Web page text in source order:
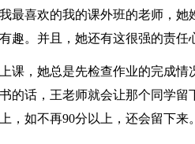
最喜欢的我的课外班的老师，
趣。并且，她还有这很强的责任
课，她总是先检查作业的完成
的话，王老师就会让那个同学
，如不再90分以上，还会留下来。